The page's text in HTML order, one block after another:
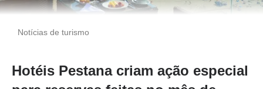
Notícias de turismo
Hotéis Pestana criam ação especial